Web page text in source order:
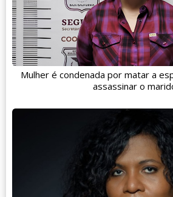
Mulher é condenada por matar a
assassinar o